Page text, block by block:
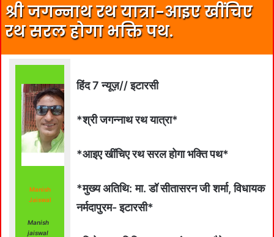
श्री जगन्नाथ रथ यात्रा-आइए खींचिए
रथ सरल होगा भक्ति पथ.
Manish
Jaiswal
Manish
jaiswal
हिंद 7 न्यूज़// इटारसी
*श्री जगन्नाथ रथ यात्रा*
*आइए खींचिए रथ सरल होगा भक्ति पथ*
*मुख्य अतिथि: मा. डॉ सीतासरन जी शर्मा, विधायक
नर्मदापुरम- इटारसी*